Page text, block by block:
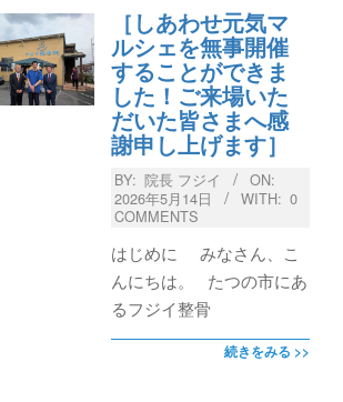
［しあわせ元気マ
ルシェを無事開催
することができま
した！ご来場いた
だいた皆さまへ感
謝申し上げます］
BY: 院長 フジイ
ON:
2026年5月14日
WITH: 0
COMMENTS
はじめに みなさん、こ
んにちは。 たつの市にあ
るフジイ整骨
続きをみる >>